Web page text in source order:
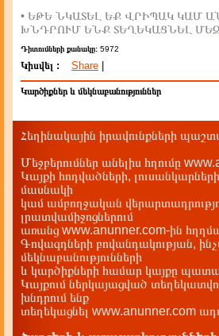
• ԵԹԵ ՆԿԱՏԵԼ ԵՔ ՎՐԻՊԱԿ ԿԱՄ
ԽՆԴՐՈՒՄ ԵՆՔ ՏԵՂԵԿԱՑՆԵԼ
Դիտումների քանակը: 5972
Կիսվել : Share
Կարծիքներ և մեկնաբանություններ
Հեղինակային իրավունքների
Մեջբերումներ անելիս հղումը
Կայքի հոդվածների,
մասնակի
կամ ամբողջական
լրատվամիջոցներում
առանց www.anunner.com-ին
Գովազդների բովանդակության,
մեկնաբանությունների
և կարծիքների համար կայքը
Կայքում ներկայացված
խնդրում ենք
տեղեկացնել www.anunner.com